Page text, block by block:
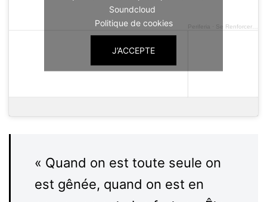
Periferia Se Renforcer Entre Femmes - Gare de l'Ouest
Soundcloud
Politique de cookies
J’ACCEPTE
« Quand on est toute seule on
est gênée, quand on est en